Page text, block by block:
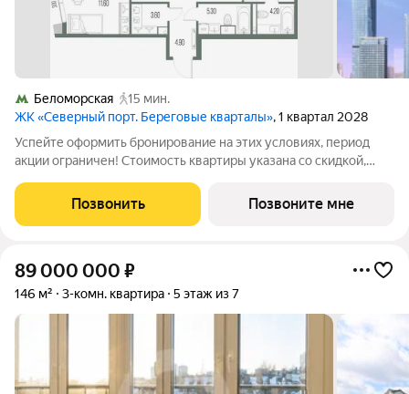
Беломорская
15 мин.
ЖК «Северный порт. Береговые кварталы», 1 квартал 2028
Успейте оформить бронирование на этих условиях, период
акции ограничен! Стоимость квартиры указана со скидкой,
звоните в офис продаж, мы вам все подробно расскажем.
Трехкомнатная квартира от
Позвонить Позвоните мне
89 000 000 ₽
146 м² 3-комн. квартира 5 этаж из 7